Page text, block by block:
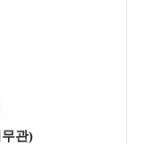
관)